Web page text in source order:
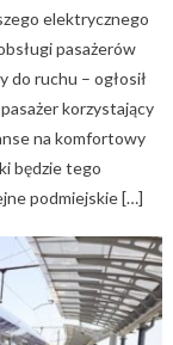
elektrycznego
pasażerów
do ruchu – ogłosił
korzystający
na komfortowy
będzie tego
podmiejskie […]